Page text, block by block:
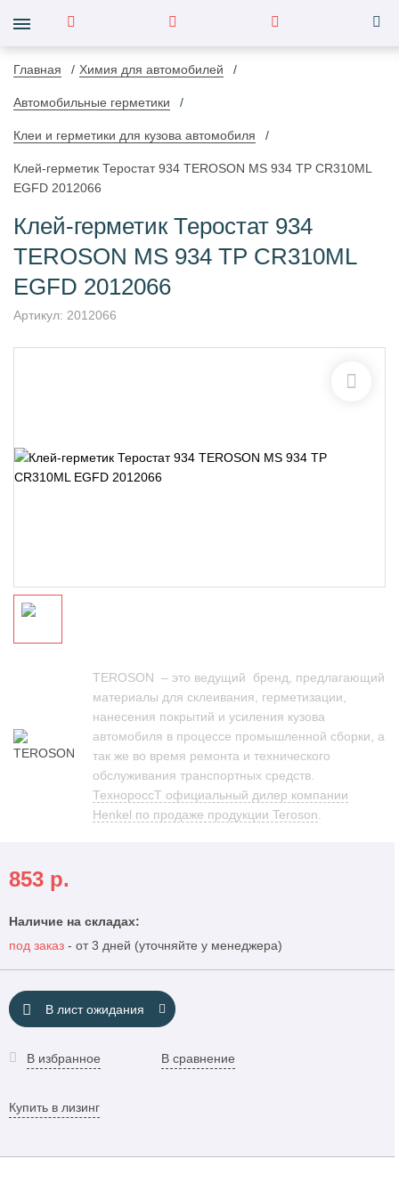
Главная Химия для автомобилей
Автомобильные герметики
Клеи и герметики для кузова автомобиля
Клей-герметик Теростат 934 TERОSON MS 934 TP CR310ML
EGFD 2012066
Клей-герметик Теростат 934
TERОSON MS 934 TP CR310ML
EGFD 2012066
Артикул: 2012066
TEROSON – это ведущий бренд, предлагающий
материалы для склеивания, герметизации,
нанесения покрытий и усиления кузова
автомобиля в процессе промышленной сборки, а
так же во время ремонта и технического
обслуживания транспортных средств.
ТехнороссТ официальный дилер компании
Henkel по продаже продукции Teroson
853 р.
Наличие на складах:
под заказ - от 3 дней (уточняйте у менеджера)
В лист ожидания
В избранное В сравнение
Купить в лизинг